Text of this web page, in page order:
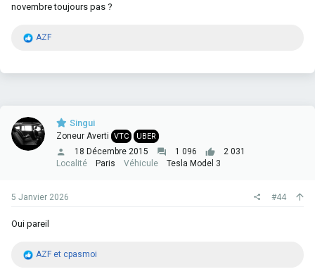
novembre toujours pas ?
R
s
:
AZF
Singui
Zoneur Averti VTC UBER
18 Décembre 2015 1 096
2 031
Localité
Paris Véhicule Tesla Model 3
5 Janvier 2026 #44
Oui pareil
R
AZF et cpasmoi